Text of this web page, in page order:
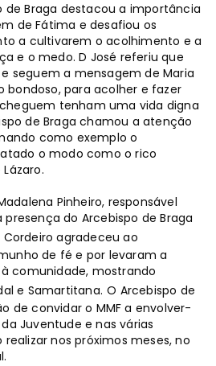
de Braga destacou a importância
de Fátima e desafiou os
a cultivarem o acolhimento e a
e o medo. D José referiu que
seguem a mensagem de Maria
para acolher e fazer
tenham uma vida digna
de Braga chamou a atenção
como exemplo o
o modo como o rico
Pinheiro, responsável
presença do Arcebispo de Braga
Cordeiro agradeceu ao
de fé e por levaram a
comunidade, mostrando
e Samartitana. O Arcebispo de
de convidar o MMF a envolver-
Juventude e nas várias
nos próximos meses, no